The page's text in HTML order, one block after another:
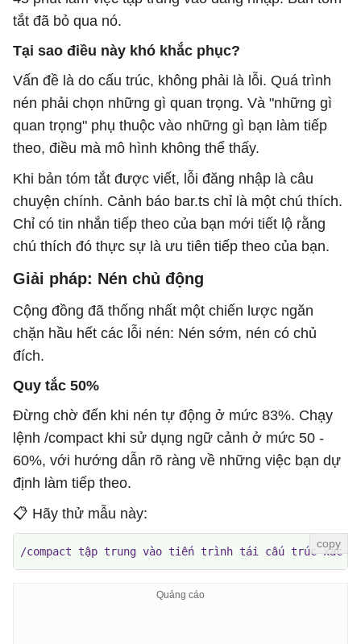
tắt đã bỏ qua nó.
Tại sao điều này khó khắc phục?
Vấn đề là do cấu trúc, không phải là lỗi. Quá trình
nén phải chọn những gì quan trọng. Và "những gì
quan trọng" phụ thuộc vào những gì bạn làm tiếp
theo, điều mà mô hình không thể thấy.
Khi bản tóm tắt được viết, lỗi đăng nhập là câu
chuyện chính. Cảnh báo bar.ts chỉ là một chú thích.
Chỉ có tin nhắn tiếp theo của bạn mới tiết lộ rằng
chú thích đó thực sự là ưu tiên tiếp theo của bạn.
Giải pháp: Nén chủ động
Cộng đồng đã thống nhất một chiến lược ngăn
chặn hầu hết các lỗi nén: Nén sớm, nén có chủ
đích.
Quy tắc 50%
Đừng chờ đến khi nén tự động ở mức 83%. Chạy
lệnh /compact khi sử dụng ngữ cảnh ở mức 50 -
60%, với hướng dẫn rõ ràng về những việc bạn dự
định làm tiếp theo.
📋 Hãy thử mẫu này:
/compact tập trung vào tiến trình tái cấu trúc xác